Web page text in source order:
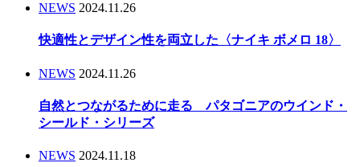
NEWS 2024.11.26
快適性とデザイン性を両立した〈ナイキ ボメロ 18〉
NEWS 2024.11.26
自然とつながるために走る パタゴニアのウインド・
シールド・シリーズ
NEWS 2024.11.18